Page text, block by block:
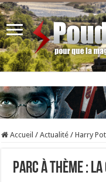
Accueil / Actualité / Harry
Parc à thème :